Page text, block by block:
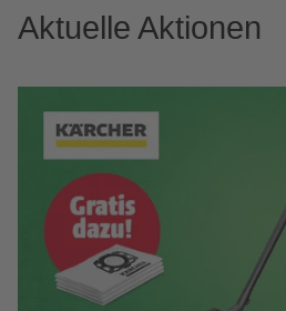
Aktuelle Aktionen